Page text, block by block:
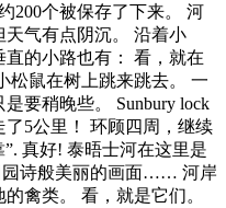
200个被保存了下来。 河
天气有点阴沉。 沿着小
的小路也有： 看，就在
鼠在树上跳来跳去。 一
要稍晚些。 Sunbury lock
5公里！ 环顾四周，继续
真好! 泰晤士河在这里是
园诗般美丽的画面…… 河岸
禽类。 看，就是它们。